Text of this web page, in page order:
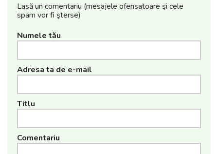
Lasă un comentariu (mesajele ofensatoare şi cele
spam vor fi şterse)
Numele tău
Adresa ta de e-mail
Titlu
Comentariu